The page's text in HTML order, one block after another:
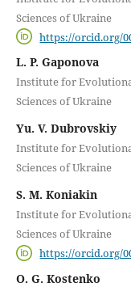
Sciences of Ukraine
https://orcid.org/
L. P. Gaponova
Institute for
Sciences of Ukraine
Yu. V. Dubrovskiy
Institute for
Sciences of Ukraine
S. M. Koniakin
Institute for
Sciences of Ukraine
https://orcid.org/
O. G. Kostenko